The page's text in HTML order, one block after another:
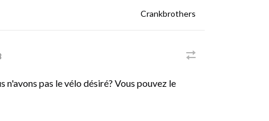
Crankbrothers
n'avons pas le vélo désiré? Vous pouvez le